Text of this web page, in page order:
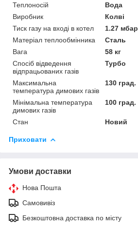
Теплоносій
Вода
Виробник
Колві
Тиск газу на вході в котел
1.27 мбар
Матеріал теплообмінника
Сталь
Вага
58 кг
Спосіб відведення
відпрацьованих газів
Турбо
Максимальна
температура димових газів
130 град.
Мінімальна температура
димових газів
100 град.
Стан Новий
Приховати
Умови доставки
Нова Пошта
Самовивіз
Безкоштовна доставка по місту